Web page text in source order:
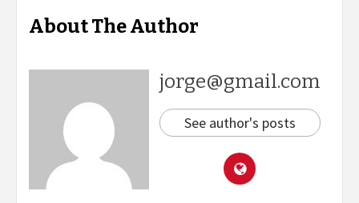
About The Author
jorge@gmail.com
See author's posts